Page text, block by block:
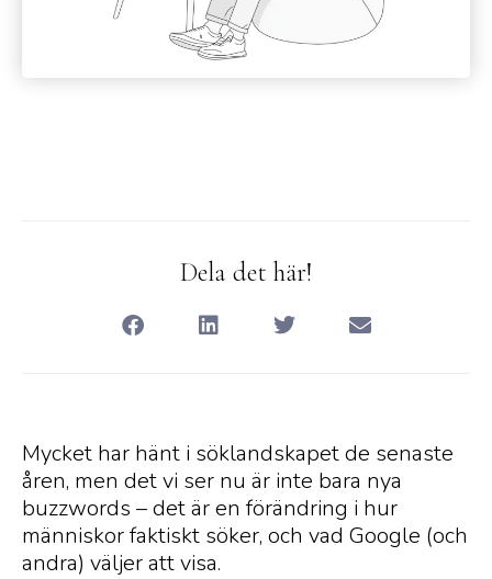
Dela det här!
Mycket har hänt i söklandskapet de senaste
åren, men det vi ser nu är inte bara nya
buzzwords – det är en förändring i hur
människor faktiskt söker, och vad Google (och
andra) väljer att visa.